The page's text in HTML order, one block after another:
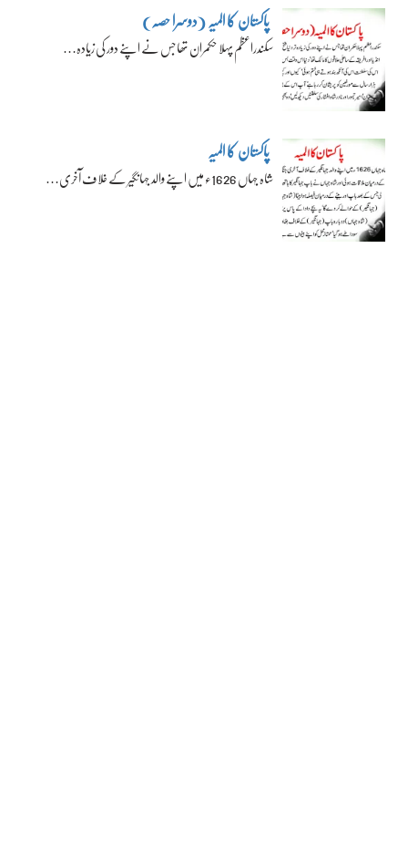
پاکستان کا المیہ (دوسرا حصہ)
سکندراعظم پہلا حکمران تھا جس نے اپنے دور کی زیادہ…
پاکستان کا المیہ
شاہ جہاں 1626ء میں اپنے والد جہانگیر کے خلاف آخری…